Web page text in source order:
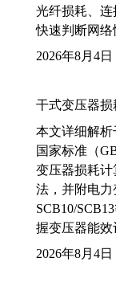
光纤损耗、
快速判断网络
2026年8月4日
干式变压器
本文详细解
国家标准（
变压器损耗
法，并附电
SCB10/
握变压器能效
2026年8月4日